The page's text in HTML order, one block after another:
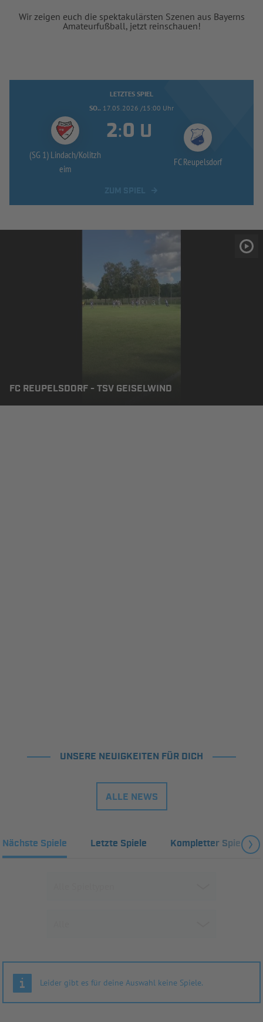
Wir zeigen euch die spektakulärsten Szenen aus Bayerns
Amateurfußball, jetzt reinschauen!
LETZTES SPIEL
SO.. 17.05.2026 /15:00 Uhr
(SG 1) Lindach/Kolitzh
eim
: U
FC Reupelsdorf
FC REUPELSDORF - TSV GEISELWIND
UNSERE NEUIGKEITEN FÜR DICH
ALLE NEWS
Nächste Spiele Letzte Spiele Kompletter Spielplan
Leider gibt es für deine Auswahl keine Spiele.